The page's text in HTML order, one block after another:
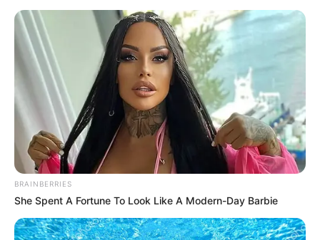
Κυβέρνηση των «ψεκασμένων» με ψέματα
και γελοιότητες!
Τρίτη, 6 Σεπτεμβρίου 2022, 0:29
Κυβέρνηση των «ψεκασμένων» με ψέματα...
BRAINBERRIES
She Spent A Fortune To Look Like A Modern-Day Barbie